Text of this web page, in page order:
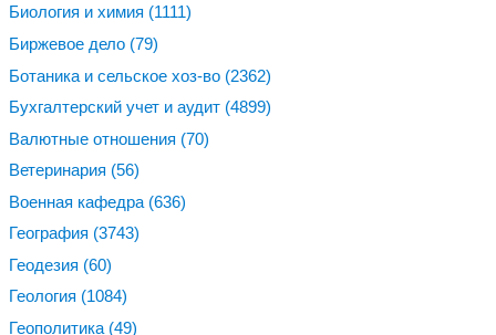
Биология и химия (1111)
Биржевое дело (79)
Ботаника и сельское хоз-во (2362)
Бухгалтерский учет и аудит (4899)
Валютные отношения (70)
Ветеринария (56)
Военная кафедра (636)
География (3743)
Геодезия (60)
Геология (1084)
Геополитика (49)